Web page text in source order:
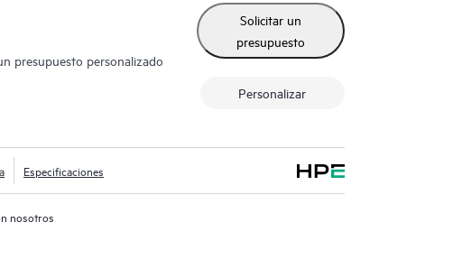
presupuesto personalizado
Solicitar un
presupuesto
Personalizar
Especificaciones
nosotros